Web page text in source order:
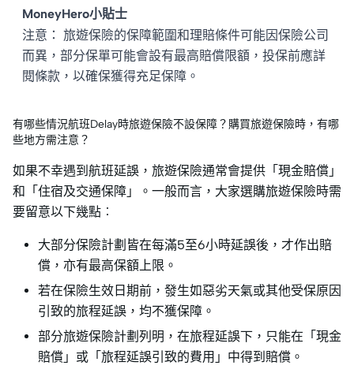
MoneyHero小貼士
注意： 旅遊保險的保障範圍和理賠條件可能因保險公司
而異，部分保單可能會設有最高賠償限額，投保前應詳
閱條款，以確保獲得充足保障。
有哪些情況航班Delay時旅遊保險不設保障？購買旅遊保險時，有哪
些地方需注意？
如果不幸遇到航班延誤，旅遊保險通常會提供「現金賠償」
和「住宿及交通保障」。一般而言，大家選購旅遊保險時需
要留意以下幾點︰
大部分保險計劃皆在每滿5至6小時延誤後，才作出賠
償，亦有最高保額上限。
若在保險生效日期前，發生如惡劣天氣或其他受保原因
引致的旅程延誤，均不獲保障。
部分旅遊保險計劃列明，在旅程延誤下，只能在「現金
賠償」或「旅程延誤引致的費用」中得到賠償。